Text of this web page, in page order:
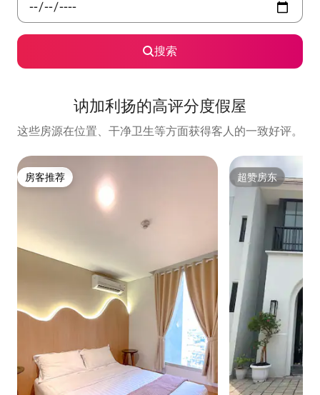
搜索
讷加利扬的高评分度假屋
这些房源在位置、干净卫生等方面获得客人的一致好评。
房客推荐
房客推荐 超赞房东
超赞房东